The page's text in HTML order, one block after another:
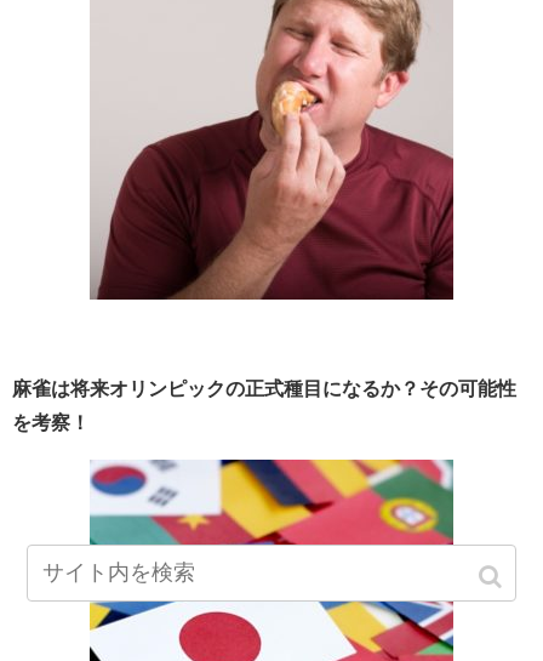
麻雀は将来オリンピックの正式種目になるか？その可能性
を考察！